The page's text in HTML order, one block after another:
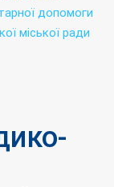
допомоги
міської ради